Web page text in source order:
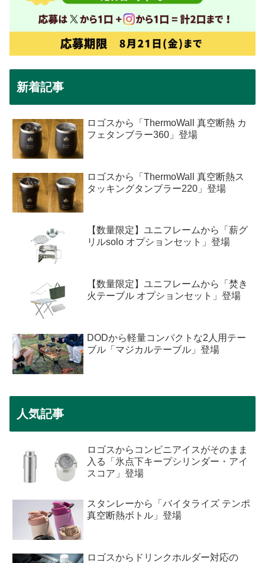
新着記事
ロゴスから「ThermoWall 真空断熱 カ
フェタンブラー360」登場
ロゴスから「ThermoWall 真空断熱ス
タッキングタンブラー220」登場
【数量限定】ユニフレームから「薪グ
リルsolo オプションセット」登場
【数量限定】ユニフレームから「焚き
火テーブル オプションセット」登場
DODから軽量コンパクトな2人用テー
ブル「マジカルテーブル」登場
人気記事
ロゴスからコンビニアイスがそのまま
入る「氷点下キープシリンダー・アイ
スコア」登場
スタンレーから「バイタライズ テンポ
真空断熱ボトル」登場
ロゴスからドリンクホルダー対応の